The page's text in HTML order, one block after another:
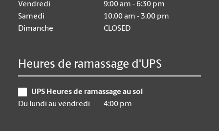
Vendredi
9:00 am - 6:30 pm
Samedi
10:00 am - 3:00 pm
Dimanche
CLOSED
Heures de ramassage d'UPS
UPS Heures de ramassage au sol
Du lundi au vendredi
4:00 pm